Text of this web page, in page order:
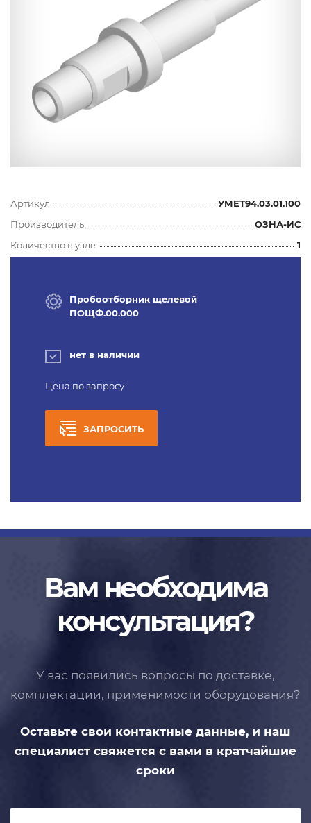
Артикул
УМЕТ94.03.01.100
Производитель
ОЗНА-ИС
Количество в узле
1
Пробоотборник щелевой
ПОЩФ.00.000
нет в наличии
Цена по запросу
ЗАПРОСИТЬ
Вам необходима
консультация?
У вас появились вопросы по доставке,
комплектации, применимости оборудования?
Оставьте свои контактные данные, и наш
специалист свяжется с вами в кратчайшие
сроки